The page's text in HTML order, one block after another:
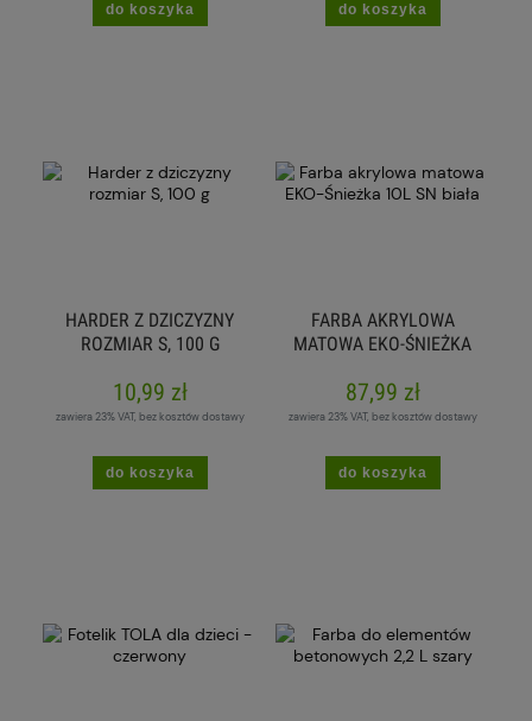
do koszyka do koszyka
HARDER Z DZICZYZNY
ROZMIAR S, 100 G
10,99 zł
zawiera 23% VAT, bez kosztów dostawy
do koszyka
FARBA AKRYLOWA
MATOWA EKO-ŚNIEŻKA
87,99 zł
zawiera 23% VAT, bez kosztów dostawy
do koszyka